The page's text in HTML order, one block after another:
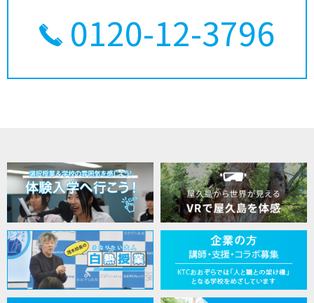
0120-12-3796